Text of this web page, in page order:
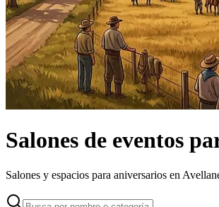
Salones de eventos
Salones y espacios para aniversarios en